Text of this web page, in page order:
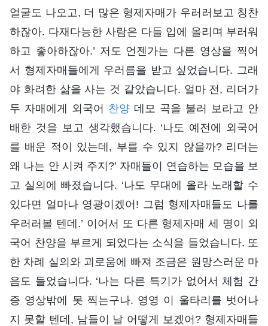
얼굴도 나오고, 더 많은 형제자매가 우러러보고 칭찬
하잖아. 다재다능한 사람은 다들 입에 올리며 부러워
하고 좋아하잖아.’ 저도 언젠가는 다른 영상을 찍어
서 형제자매들에게 우러름을 받고 싶었습니다. 그래
야 화려한 삶을 사는 것 같았습니다. 얼마 전, 리더가
두 자매에게 외국어 찬양 데모 곡을 불러 보라고 안
배한 것을 보고 생각했습니다. ‘나도 예전에 외국어
를 배운 적이 있는데, 부를 수 있지 않을까? 리더는
왜 나는 안 시켜 주지?’ 자매들이 연습하는 모습을 보
고 실의에 빠졌습니다. ‘나도 무대에 올라 노래할 수
있다면 얼마나 영광이겠어! 그럼 형제자매들도 나를
우러러볼 텐데.’ 이어서 또 다른 형제자매 세 명이 외
국어 찬양을 부르게 되었다는 소식을 들었습니다. 또
한 차례 실의와 괴로움에 빠져 조금은 원망스러운 마
음도 들었습니다. ‘나는 다른 특기가 없어서 체험 간
증 영상밖에 못 찍는구나. 영영 이 울타리를 벗어나
지 못할 텐데, 남들이 날 어떻게 보겠어? 형제자매들